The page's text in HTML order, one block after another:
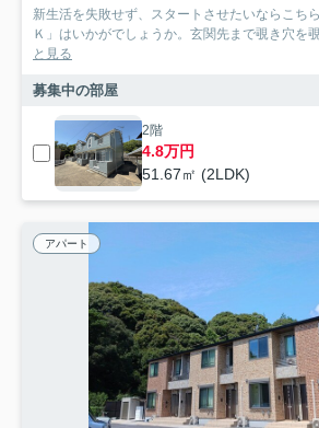
新生活を失敗せず、スタートさせたいならこち
Ｋ」はいかがでしょうか。玄関先まで覗き穴を
と見る
募集中の部屋
2階
4.8万円
51.67㎡ (2LDK)
アパート